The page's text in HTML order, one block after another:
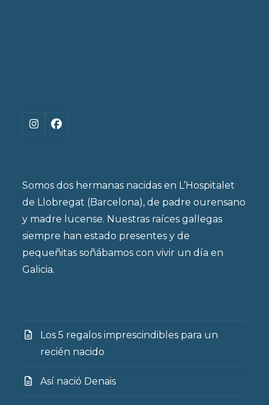
Instagram
Facebook
Somos dos hermanas nacidas en L’Hospitalet
de Llobregat (Barcelona), de padre ourensano
y madre lucense. Nuestras raíces gallegas
siempre han estado presentes y de
pequeñitas soñábamos con vivir un día en
Galicia.
Los 5 regalos imprescindibles para un
recién nacido
Así nació Denais